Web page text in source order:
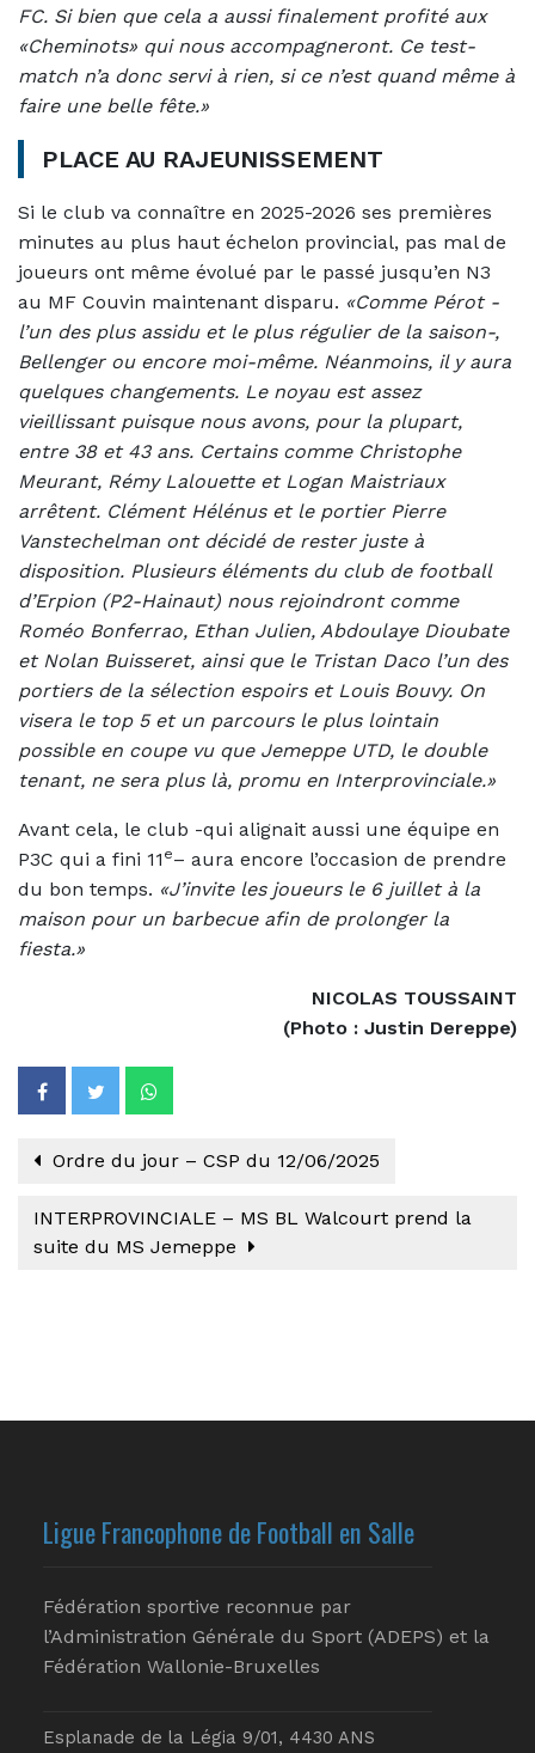
FC. Si bien que cela a aussi finalement profité aux
«Cheminots» qui nous accompagneront. Ce test-
match n’a donc servi à rien, si ce n’est quand même à
faire une belle fête.»
PLACE AU RAJEUNISSEMENT
Si le club va connaître en 2025-2026 ses premières
minutes au plus haut échelon provincial, pas mal de
joueurs ont même évolué par le passé jusqu’en N3
au MF Couvin maintenant disparu. «Comme Pérot -
l’un des plus assidu et le plus régulier de la saison-,
Bellenger ou encore moi-même. Néanmoins, il y aura
quelques changements. Le noyau est assez
vieillissant puisque nous avons, pour la plupart,
entre 38 et 43 ans. Certains comme Christophe
Meurant, Rémy Lalouette et Logan Maistriaux
arrêtent. Clément Hélénus et le portier Pierre
Vanstechelman ont décidé de rester juste à
disposition. Plusieurs éléments du club de football
d’Erpion (P2-Hainaut) nous rejoindront comme
Roméo Bonferrao, Ethan Julien, Abdoulaye Dioubate
et Nolan Buisseret, ainsi que le Tristan Daco l’un des
portiers de la sélection espoirs et Louis Bouvy. On
visera le top 5 et un parcours le plus lointain
possible en coupe vu que Jemeppe UTD, le double
tenant, ne sera plus là, promu en Interprovinciale.»
Avant cela, le club -qui alignait aussi une équipe en
P3C qui a fini 11 e– aura encore l’occasion de prendre
du bon temps. «J’invite les joueurs le 6 juillet à la
maison pour un barbecue afin de prolonger la
fiesta.»
NICOLAS TOUSSAINT
(Photo : Justin Dereppe)
Ordre du jour – CSP du 12/06/2025
INTERPROVINCIALE – MS BL Walcourt prend la
suite du MS Jemeppe
Ligue Francophone de Football en Salle
Fédération sportive reconnue par
l’Administration Générale du Sport (ADEPS) et la
Fédération Wallonie-Bruxelles
Esplanade de la Légia 9/01, 4430 ANS